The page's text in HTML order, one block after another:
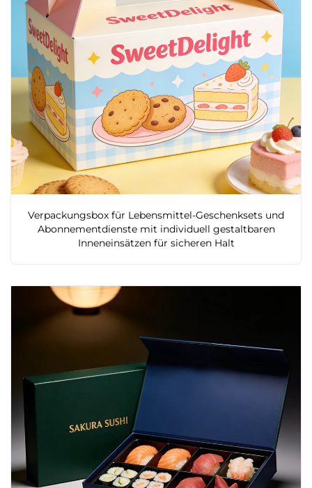
Verpackungsbox für Lebensmittel-Geschenksets und
Abonnementdienste mit individuell gestaltbaren
Inneneinsätzen für sicheren Halt